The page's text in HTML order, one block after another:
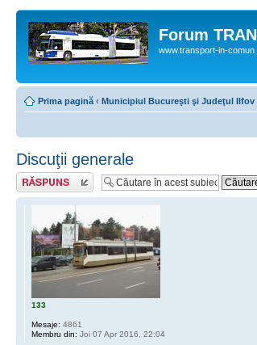
Forum
www.transport-in-
Prima pagină ‹ Municipiul Bucureşti şi Judeţul Ilfov
Discuţii generale
Răspunde
133
Mesaje: 4861
Membru din: Joi 07 Apr 2016, 22:04